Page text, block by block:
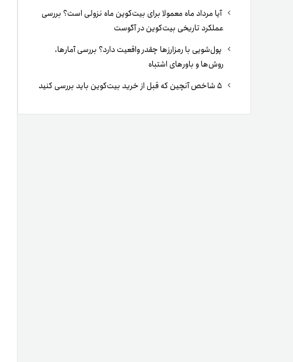
آیا مرداد ماه معمولا برای بیت‌کوین ماه نزولی است؟ بررسی
عملکرد تاریخی بیت‌کوین در آگوست
پول‌شویی با رمزارزها چقدر واقعیت دارد؟ بررسی آمارها،
روش‌ها و باورهای اشتباه